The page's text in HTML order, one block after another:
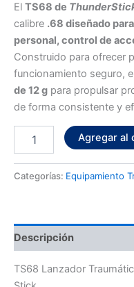
El TS68 de
calibre .68 diseñado
personal, control de
Construido para ofrecer
funcionamiento seguro,
de 12 g para propulsar
de forma consistente y
Agregar al
Categorías: Equipamiento
Descripción
TS68 Lanzador